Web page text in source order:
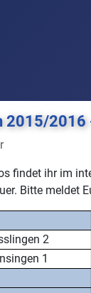
2015/2016
findet ihr im
Bitte meldet
2
1